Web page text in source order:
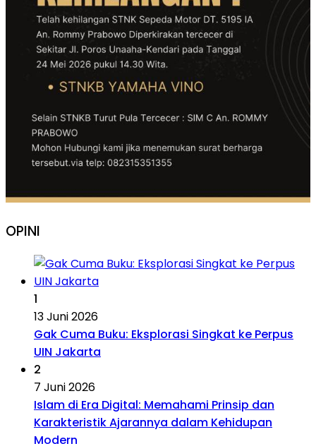
OPINI
1
13 Juni 2026
Gak Cuma Buku: Eksplorasi Singkat ke Perpus
UIN Jakarta
2
7 Juni 2026
Islam di Era Digital: Memahami Prinsip dan
Karakteristik Ajarannya dalam Kehidupan
Modern